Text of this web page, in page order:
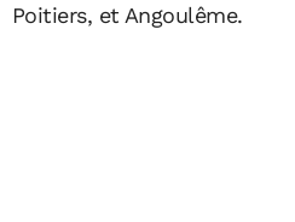
Poitiers, et Angoulême.